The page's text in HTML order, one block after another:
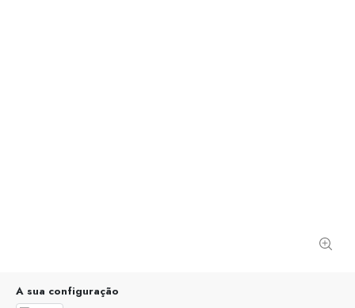
A sua configuração